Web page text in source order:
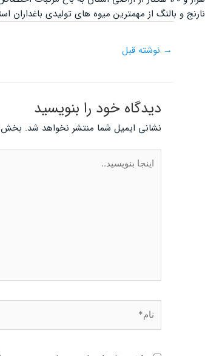
نارنج و بالنگ از مهمترین میوه های تولیدی باغداران
→ نوشته قبل
دیدگاه‌ خود را بنویسید
نشانی ایمیل شما منتشر نخواهد شد.
اینجا
بنویسید..
نام*